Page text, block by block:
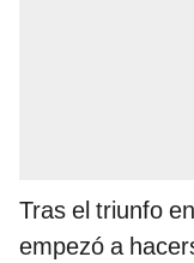
Tras el triunfo
empezó a